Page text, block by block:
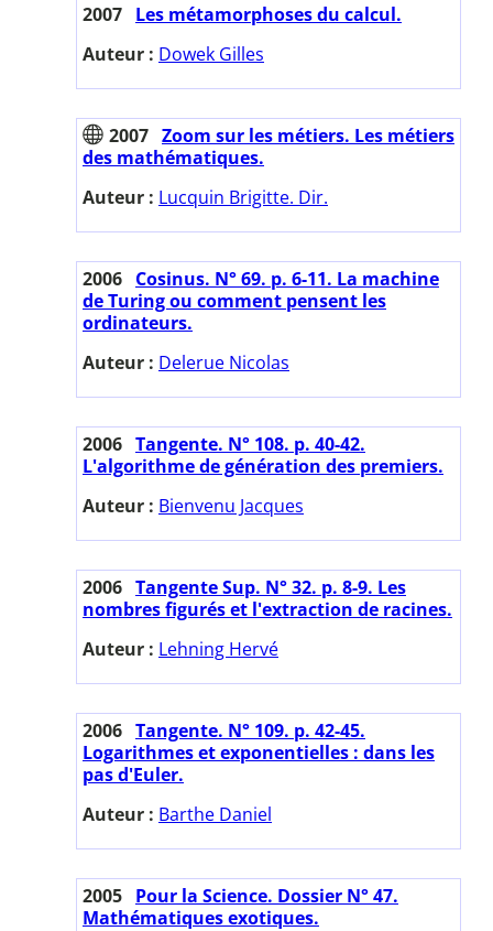
2007 Les métamorphoses du calcul.
Auteur : Dowek Gilles
2007 Zoom sur les métiers. Les métiers
des mathématiques.
Auteur : Lucquin Brigitte. Dir.
2006 Cosinus. N° 69. p. 6-11. La machine
de Turing ou comment pensent les
ordinateurs.
Auteur : Delerue Nicolas
2006 Tangente. N° 108. p. 40-42.
L'algorithme de génération des premiers.
Auteur : Bienvenu Jacques
2006 Tangente Sup. N° 32. p. 8-9. Les
nombres figurés et l'extraction de racines.
Auteur : Lehning Hervé
2006 Tangente. N° 109. p. 42-45.
Logarithmes et exponentielles : dans les
pas d'Euler.
Auteur : Barthe Daniel
2005 Pour la Science. Dossier N° 47.
Mathématiques exotiques.